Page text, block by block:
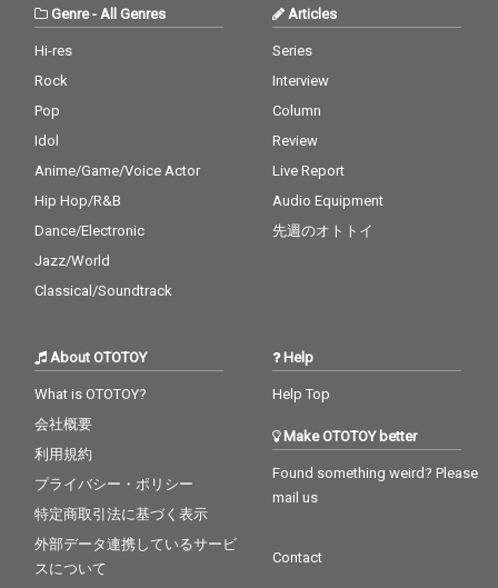
Genre- All Genres
Hi-res
Rock
Pop
Idol
Anime/Game/Voice Actor
Hip Hop/R&B
Dance/Electronic
Jazz/World
Classical/Soundtrack
Articles
Series
Interview
Column
Review
Live Report
Audio Equipment
先週のオトトイ
About OTOTOY
What is OTOTOY?
会社概要
利用規約
プライバシー・ポリシー
特定商取引法に基づく表示
外部データ連携しているサービ
スについて
Help
Help Top
Make OTOTOY better
Found something weird? Please
mail us
Contact